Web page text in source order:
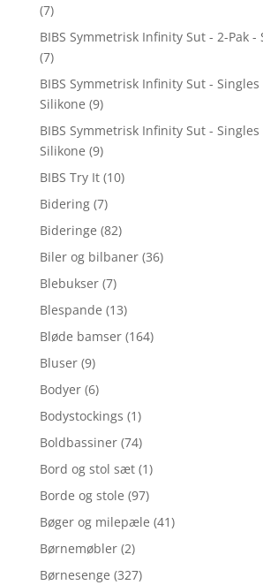
(7)
BIBS Symmetrisk Infinity Sut - 2-Pak -
(7)
BIBS Symmetrisk Infinity Sut - Singles
Silikone (9)
BIBS Symmetrisk Infinity Sut - Singles
Silikone (9)
BIBS Try It (10)
Bidering (7)
Bideringe (82)
Biler og bilbaner (36)
Blebukser (7)
Blespande (13)
Bløde bamser (164)
Bluser (9)
Bodyer (6)
Bodystockings (1)
Boldbassiner (74)
Bord og stol sæt (1)
Borde og stole (97)
Bøger og milepæle (41)
Børnemøbler (2)
Børnesenge (327)